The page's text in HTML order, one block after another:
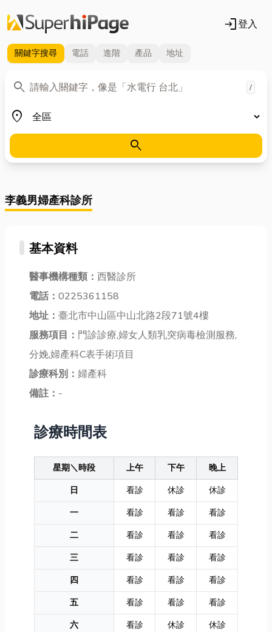
login登入
關鍵字搜尋 電話 進階 產品 地址
search
關鍵字 /
place
地區
search
李義男婦產科診所
基本資料
醫事機構種類： 西醫診所
電話： 0225361158
地址： 臺北市中山區中山北路2段71號4樓
服務項目： 門診診療,婦女人類乳突病毒檢測服務,
分娩,婦產科C表手術項目
診療科別： 婦產科
備註： -
診療時間表
星期＼時段 上午 下午
晚上
日
看診 休診
休診
一
看診 看診
看診
二
看診 看診
看診
三
看診 看診
看診
四
看診 看診
看診
五
看診 看診
看診
六
看診 休診 休診